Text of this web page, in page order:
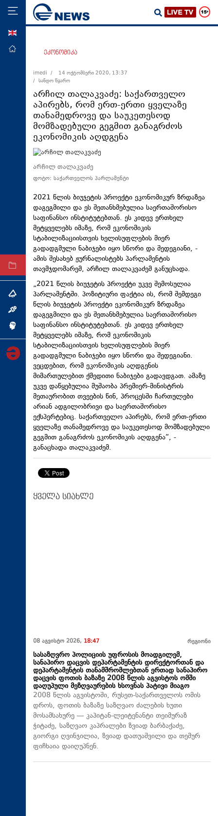
მთავარი
ეკონომიკა
მსოფლიო
ჯანდაცვა
საზოგადოება
რეგიონი
კულტურა
სპორტი
ტექნოლოგიები
ტაბლოიდი
თემა
ინქვიზიცია
ეკონომიკა
imedi /
14 ოქტომბერი 2020, 13:37
/ სანდო წყარო
არჩილ თალაკვაძე: საქართველო
აპირებს, რომ ერთ-ერთი ყველაზე
თანამედროვე და საუკეთესოდ
მომზადებული გეგმით განაგრძოს
ეკონომიკის აღდგენა
არჩილ თალაკვაძე
ფოტო: საქართველოს პარლამენტი
2021 წლის ბიუჯეტის პროექტი ეკონომიკურ ზრდაზეა
დაგეგმილი და ეს შეთანხმებულია საერთაშორისო
საფინანსო ინსტიტუტებთან. ეს კიდევ ერთხელ
მეტყველებს იმაზე, რომ ეკონომიკის
სტაბილიზაციისთვის ხელისუფლების მიერ
გადადგმული ნაბიჯები იყო სწორი და შედეგიანი, -
ამის შესახებ ჟურნალისტებს პარლამენტის
თავმჯდომარემ, არჩილ თალაკვაძემ განუცხადა.
„2021 წლის ბიუჯეტის პროექტი უკვე შემოსულია
პარლამენტში. პოზიტიური ფაქტია ის, რომ შემდეგი
წლის ბიუჯეტის პროექტი ეკონომიკურ ზრდაზეა
დაგეგმილი და ეს შეთანხმებულია საერთაშორისო
საფინანსო ინსტიტუტებთან. ეს კიდევ ერთხელ
მეტყველებს იმაზე, რომ ეკონომიკის
სტაბილიზაციისთვის ხელისუფლების მიერ
გადადგმული ნაბიჯები იყო სწორი და შედეგიანი.
ვეცდებით, რომ ეკონომიკის აღდგენის
მიმართულებით ქმედითი ნაბიჯები გადავდგათ. ამაზე
უკვე დაწყებულია მუშაობა პრემიერ-მინისტრის
მეთაურობით თვეების წინ, პროცესში ჩართულები
არიან ადგილობრივი და საერთაშორისო
ექსპერტებიც. საქართველო აპირებს, რომ ერთ-ერთი
ყველაზე თანამედროვე და საუკეთესოდ მომზადებული
გეგმით განაგრძოს ეკონომიკის აღდგენა“, -
განაცხადა თალაკვაძემ.
ყველა სიახლე
08 აგვისტო 2026, 18:47 რეგიონი
სასაზღვრო პოლიციის უფროსის მოადგილემ,
სანაპირო დაცვის დეპარტამენტის დირექტორთან და
დეპარტამენტის თანამშრომლებთან ერთად სანაპირო
დაცვის ფოთის ბაზაზე 2008 წლის აგვისტოს ომში
დაღუპული მეზღვაურების ხსოვნას პატივი მიაგო
2008 წლის აგვისტოში, რუსეთ-საქართველოს ომის
დროს, ფოთის ბაზაზე საზღვაო ძალების ხუთი
მოსამსახურე — კაპიტან-ლეიტენანტი თეიმურაზ
ჭიტაძე, საზღვაო კაპრალები ზვიად ბარბაქაძე,
გიორგი ღვინჯილია, ზვიად დათუაშვილი და თემურ
ფიჩხაია დაიღუპნენ.